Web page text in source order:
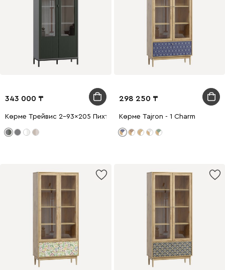
343 000
Көрме Трейвис 2-93x205 Пихтовый
298 250
Көрме Tajron - 1 Charm